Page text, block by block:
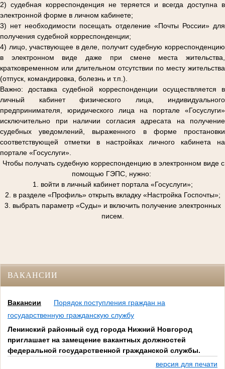
2) судебная корреспонденция не теряется и всегда доступна в
электронной форме в личном кабинете;
3) нет необходимости посещать отделение «Почты России» для
получения судебной корреспонденции;
4) лицо, участвующее в деле, получит судебную корреспонденцию
в электронном виде даже при смене места жительства,
кратковременном или длительном отсутствии по месту жительства
(отпуск, командировка, болезнь и т.п.).
Важно: доставка судебной корреспонденции осуществляется в
личный кабинет физического лица, индивидуального
предпринимателя, юридического лица на портале «Госуслуги»
исключительно при наличии согласия адресата на получение
судебных уведомлений, выраженного в форме простановки
соответствующей отметки в настройках личного кабинета на
портале «Госуслуги».
Чтобы получать судебную корреспонденцию в электронном виде с
помощью ГЭПС, нужно:
1. войти в личный кабинет портала «Госуслуги»;
2. в разделе «Профиль» открыть вкладку «Настройка Госпочты»;
3. выбрать параметр «Суды» и включить получение электронных
писем.
ВАКАНСИИ
Вакансии
Порядок поступления граждан на
государственную гражданскую службу
Ленинский районный суд города Нижний Новгород
приглашает на замещение вакантных должностей
федеральной государственной гражданской службы.
версия для печати